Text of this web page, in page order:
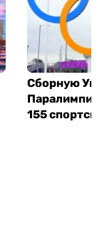
Сборную
155